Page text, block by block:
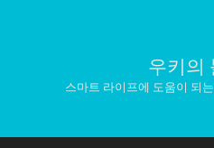
우키의
스마트 라이프에 도움이 되